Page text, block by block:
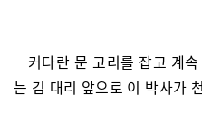
커다란 문 고리를 잡고 계
는 김 대리 앞으로 이 박사가